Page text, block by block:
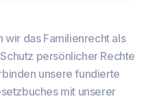
wir das Familienrecht als
persönlicher Rechte
unsere fundierte
mit unserer